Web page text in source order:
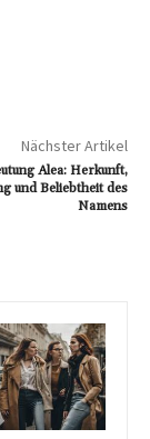
Nächster Artikel
Alea: Herkunft,
und Beliebtheit des
Namens